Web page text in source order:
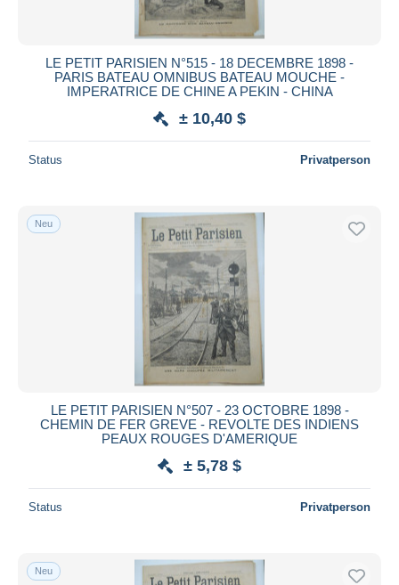
LE PETIT PARISIEN N°515 - 18 DECEMBRE 1898 -
PARIS BATEAU OMNIBUS BATEAU MOUCHE -
IMPERATRICE DE CHINE A PEKIN - CHINA
± 10,40 $
Status Privatperson
Neu
LE PETIT PARISIEN N°507 - 23 OCTOBRE 1898 -
CHEMIN DE FER GREVE - REVOLTE DES INDIENS
PEAUX ROUGES D'AMERIQUE
± 5,78 $
Status Privatperson
Neu